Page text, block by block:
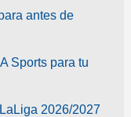
antes de
Sports para tu
2026/2027